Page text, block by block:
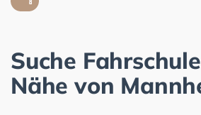
Suche
Nähe von